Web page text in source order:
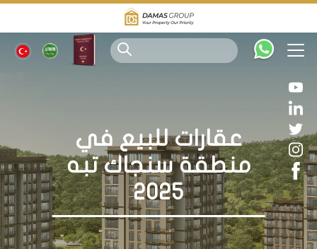
عقارات للبيع في
منطقة سنجاك تبه
2025